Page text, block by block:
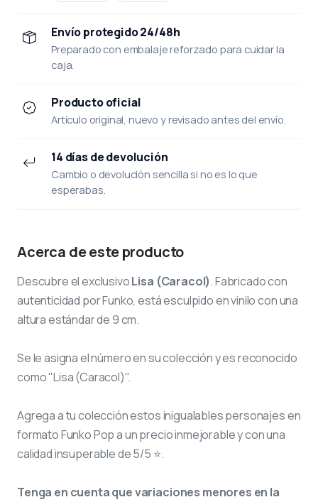
Envío protegido 24/48h
Preparado con embalaje reforzado para cuidar la
caja.
Producto oficial
Artículo original, nuevo y revisado antes del envío.
14 días de devolución
Cambio o devolución sencilla si no es lo que
esperabas.
Acerca de este producto
Descubre el exclusivoLisa (Caracol). Fabricado con
autenticidad por Funko, está esculpido en vinilo con una
altura estándar de 9 cm.
Se le asigna el númeroen su colección y es reconocido
como "Lisa (Caracol)".
Agrega a tu colección estos inigualables personajes en
formato Funko Pop a un precio inmejorable y con una
calidad insuperable de 5/5 ⭐.
Tenga en cuenta que variaciones menores en la